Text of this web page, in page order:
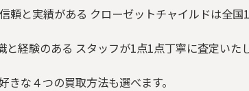
頼と実績がある クローゼットチャイルドは全国
と経験のある スタッフが1点1点丁寧に査定いた
きな４つの買取方法も選べます。